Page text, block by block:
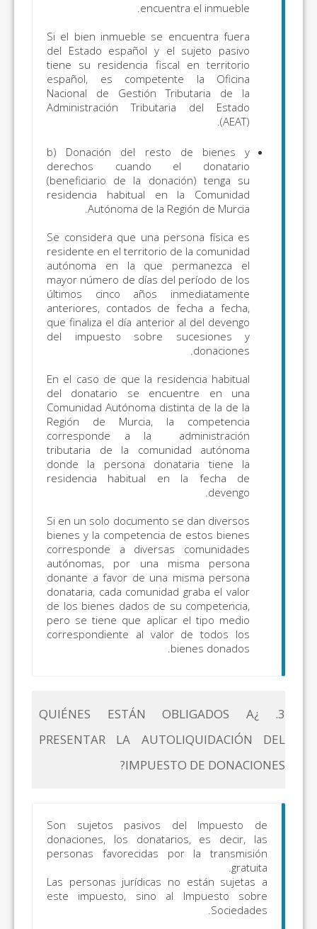
encuentra el inmueble.
Si el bien inmueble se encuentra fuera
del Estado español y el sujeto pasivo
tiene su residencia fiscal en territorio
español, es competente la Oficina
Nacional de Gestión Tributaria de la
Administración Tributaria del Estado
(AEAT).
b)
Donación del resto de bienes y
derechos cuando el donatario
(beneficiario de la donación) tenga su
residencia habitual en la Comunidad
Autónoma de la Región de Murcia.
Se considera que una persona física es
residente en el territorio de la comunidad
autónoma en la que permanezca el
mayor número de días del período de los
últimos cinco años inmediatamente
anteriores, contados de fecha a fecha,
que finaliza el día anterior al del devengo
del impuesto sobre sucesiones y
donaciones.
En el caso de que la residencia habitual
del donatario se encuentre en una
Comunidad Autónoma distinta de la de la
Región de Murcia, la competencia
corresponde a la administración
tributaria de la comunidad autónoma
donde la persona donataria tiene la
residencia habitual en la fecha de
devengo.
Si en un solo documento se dan diversos
bienes y la competencia de estos bienes
corresponde a diversas comunidades
autónomas, por una misma persona
donante a favor de una misma persona
donataria, cada comunidad graba el valor
de los bienes dados de su competencia,
pero se tiene que aplicar el tipo medio
correspondiente al valor de todos los
bienes donados.
3. ¿QUIÉNES ESTÁN OBLIGADOS A
PRESENTAR LA AUTOLIQUIDACIÓN DEL
IMPUESTO DE DONACIONES?
Son sujetos pasivos del Impuesto de
donaciones, los donatarios, es decir, las
personas favorecidas por la transmisión
gratuita.
Las personas jurídicas no están sujetas a
este impuesto, sino al Impuesto sobre
Sociedades.